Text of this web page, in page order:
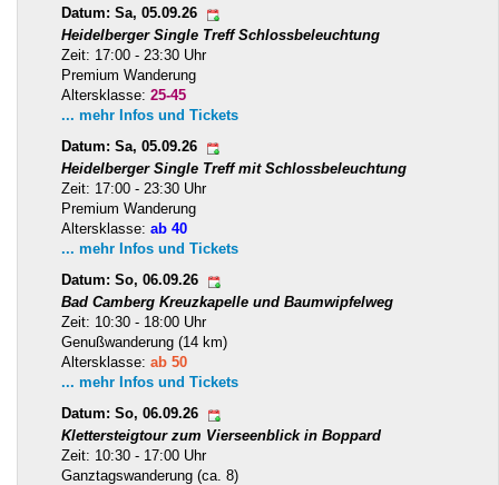
Datum: Sa, 05.09.26
Heidelberger Single Treff Schlossbeleuchtung
Zeit: 17:00 - 23:30 Uhr
Premium Wanderung
Altersklasse: 25-45
... mehr Infos und Tickets
Datum: Sa, 05.09.26
Heidelberger Single Treff mit Schlossbeleuchtung
Zeit: 17:00 - 23:30 Uhr
Premium Wanderung
Altersklasse: ab 40
... mehr Infos und Tickets
Datum: So, 06.09.26
Bad Camberg Kreuzkapelle und Baumwipfelweg
Zeit: 10:30 - 18:00 Uhr
Genußwanderung (14 km)
Altersklasse: ab 50
... mehr Infos und Tickets
Datum: So, 06.09.26
Klettersteigtour zum Vierseenblick in Boppard
Zeit: 10:30 - 17:00 Uhr
Ganztagswanderung (ca. 8)